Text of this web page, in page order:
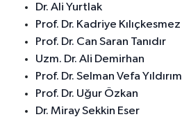
Dr. Ali Yurtlak
Prof. Dr. Kadriye Kılıçkesmez
Prof. Dr. Can Saran Tanıdır
Uzm. Dr. Ali Demirhan
Prof. Dr. Selman Vefa Yıldırım
Prof. Dr. Uğur Özkan
Dr. Miray Sekkin Eser